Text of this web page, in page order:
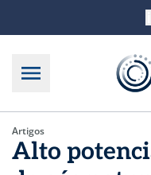
Artigos
Alto